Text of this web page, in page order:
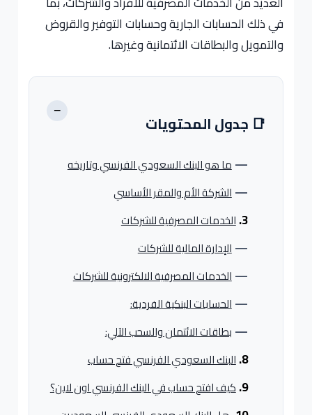
في ذلك الحسابات الجارية وحسابات التوفير والقروض
والتمويل والبطاقات الائتمانية وغيرها.
📑 جدول المحتويات −
ما هو البنك السعودي الفرنسي وتاريخه
الشركة الأم والمقر الأساسي
الخدمات المصرفية للشركات
الإدارة المالية للشركات
الخدمات المصرفية الالكترونية للشركات
الحسابات البنكية الفردية:
بطاقات الائتمان والسحب الآلي:
البنك السعودي الفرنسي فتح حساب
كيف افتح حساب في البنك الفرنسي اون لاين؟